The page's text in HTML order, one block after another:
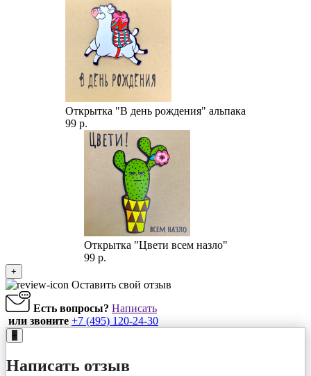
Открытка "В день рождения" альпака
99 р.
Открытка "Цвети всем назло"
99 р.
+
Оставить свой отзыв
Есть вопросы? Написать
или звоните +7 (495) 120-24-30
+
Написать отзыв